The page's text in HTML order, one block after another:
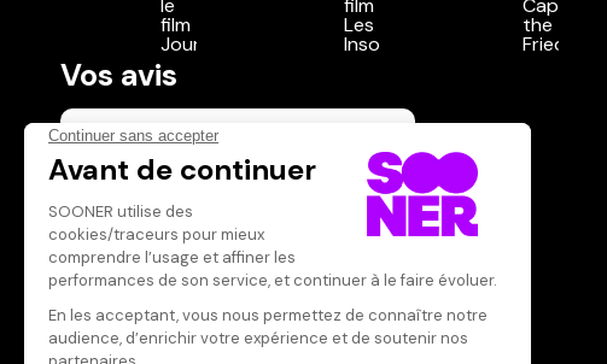
Vos avis
Donnez votre avis
Votre note
Votre commentaire
Il faut vous connecter pour
publier un avis